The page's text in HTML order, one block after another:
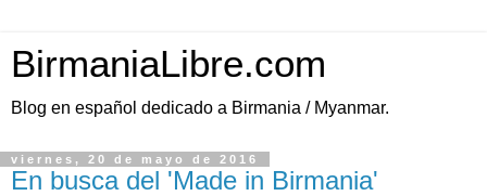
BirmaniaLibre.com
Blog en español dedicado a Birmania / Myanmar.
viernes, 20 de mayo de 2016
En busca del 'Made in Birmania'